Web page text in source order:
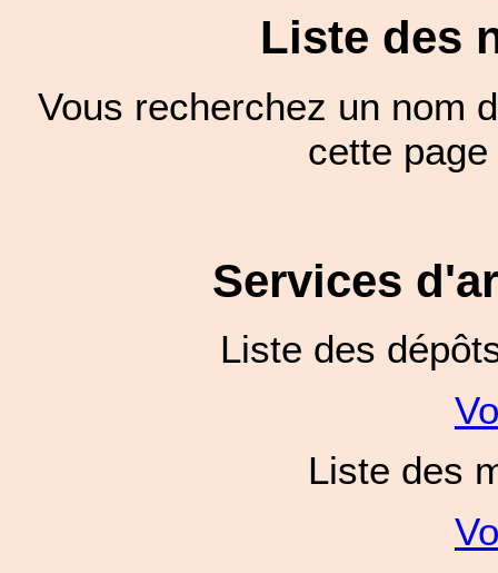
Liste des
Vous recherchez un nom
cette
Services
Liste des
Liste des